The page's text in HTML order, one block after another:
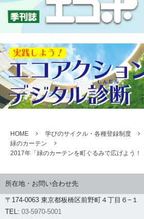
HOME 学びのサイクル・各種登録制度
緑のカーテン
2017年「緑のカーテンを町ぐるみで広げよう！
所在地・お問い合わせ先
〒174-0063 東京都板橋区前野町４丁目６−１
TEL: 03-5970-5001